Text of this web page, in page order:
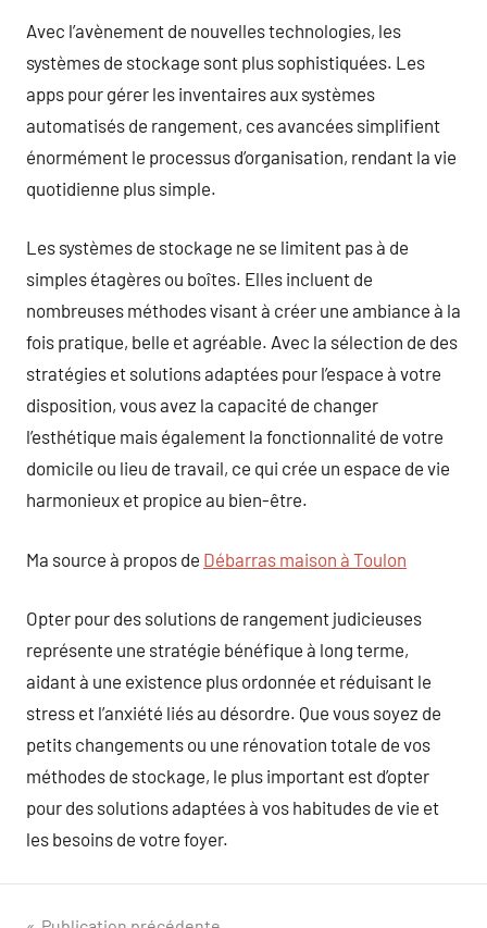
Avec l’avènement de nouvelles technologies, les
systèmes de stockage sont plus sophistiquées. Les
apps pour gérer les inventaires aux systèmes
automatisés de rangement, ces avancées simplifient
énormément le processus d’organisation, rendant la vie
quotidienne plus simple.
Les systèmes de stockage ne se limitent pas à de
simples étagères ou boîtes. Elles incluent de
nombreuses méthodes visant à créer une ambiance à la
fois pratique, belle et agréable. Avec la sélection de des
stratégies et solutions adaptées pour l’espace à votre
disposition, vous avez la capacité de changer
l’esthétique mais également la fonctionnalité de votre
domicile ou lieu de travail, ce qui crée un espace de vie
harmonieux et propice au bien-être.
Ma source à propos de Débarras maison à Toulon
Opter pour des solutions de rangement judicieuses
représente une stratégie bénéfique à long terme,
aidant à une existence plus ordonnée et réduisant le
stress et l’anxiété liés au désordre. Que vous soyez de
petits changements ou une rénovation totale de vos
méthodes de stockage, le plus important est d’opter
pour des solutions adaptées à vos habitudes de vie et
les besoins de votre foyer.